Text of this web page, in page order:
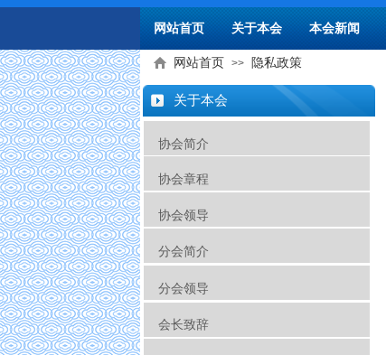
网站首页 关于本会 本会新闻
协会领导
分会简介
协会简介
协会章程
关于本会
网站首页 >> 隐私政策
分会领导
会长致辞